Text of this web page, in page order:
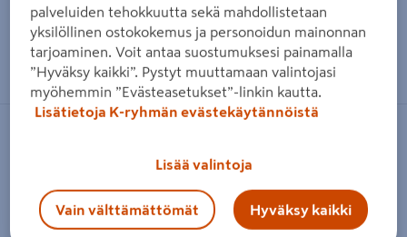
Zoomaa kuvaa sormilla kosketusnäytöllä
Termoruukku 4Living Basic 60cm
musta
Tuotenumero:501769452 EAN-koodi 6410412763914
palveluiden tehokkuutta sekä mahdollistetaan
yksilöllinen ostokokemus ja personoidun mainonnan
tarjoaminen. Voit antaa suostumuksesi painamalla
”Hyväksy kaikki”. Pystyt muuttamaan valintojasi
myöhemmin ”Evästeasetukset”-linkin kautta.
Lisätietoja K-ryhmän evästekäytännöistä
Lisää valintoja
Vain välttämättömät Hyväksy kaikki